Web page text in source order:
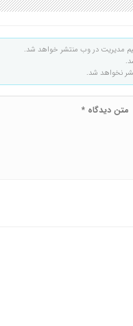
مدیریت در وب منتشر خواهد شد.
نخواهد شد.